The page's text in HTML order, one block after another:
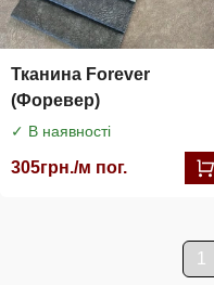
Тканина Forever
(Форевер)
✓ В наявності
305грн./м пог.
1